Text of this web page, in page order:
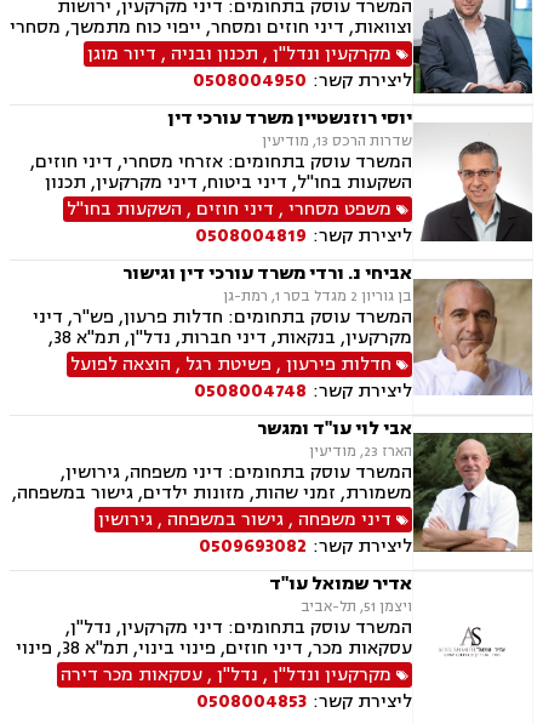
המשרד עוסק בתחומים: דיני מקרקעין, ירושות
וצוואות, דיני חוזים ומסחר, ייפוי כוח מתמשך, מסחרי
אזרחימקרקעין ונדל"ן, תכנון ובניה , דיור מוגן
ליצירת קשר: 0508004950
יוסי רוזנשטיין משרד עורכי דין
שדרות הרכס 13, מודיעין
המשרד עוסק בתחומים: אזרחי מסחרי, דיני חוזים,
השקעות בחו"ל, דיני ביטוח, דיני מקרקעין, תכנון
ובניה, ליקויי בניה, מושבים וקיבוצים, פינוי בינוי,
קבוצות רכישה, עסקאות מכר דירה, נדל"ן, פינוי
מושכר, הפקעת קרקעות, מגרשים לבניה,נחלות
ומשקים במושבים, רשות מקרקעי ישראל, צווי
הריסה, דיני חברות, ליווי עסקי, מיסוי נדל"ן, תמא
38, פשיטת רגל, תביעות ייצוגיות
משפט מסחרי, דיני חוזים , השקעות בחו"ל
ליצירת קשר: 0508004819
אביחי נ. ורדי משרד עורכי דין וגישור
בן גוריון 2 מגדל בסר 1, רמת-גן
המשרד עוסק בתחומים: חדלות פרעון, פש"ר, דיני
מקרקעין, בנקאות, דיני חברות, נדל"ן, תמ"א 38,
מיוסי מקרקעין, ליטגציה, גישור עסקי
חדלות פירעון, פשיטת רגל , הוצאה לפועל
ליצירת קשר: 0508004748
אבי לוי עו"ד ומגשר
הארז 23, מודיעין
המשרד עוסק בתחומים: דיני משפחה, גירושין,
משמורת, זמני שהות, מזונות ילדים, גישור במשפחה,
ניכור הורי, פירוק שיתוף, ייצוג בבית דין רבני "גיטין",
הסכמי ממון, אפוטרופסות, ייפוי כוח מתמשך, ירושות
וצוואות, העברה בין דורית, הסכם ידועים בציבור,
מקרקעין ונדל"ן, עסקאות מכר דירה, פינוי מושכר,
ליקויי בניה
דיני משפחה ,גישור במשפחה ,גירושין
ליצירת קשר: 0509693082
אדיר שמואל עו"ד
ויצמן 51, תל-אביב
המשרד עוסק בתחומים: דיני מקרקעין, נדל"ן,
עסקאות מכר, דיני חוזים, פינוי בינוי, תמ"א 38, פינוי
מושכר, דיירות מוגנת, דיני עבודה, הוצאה לפועל,
צוואות וירושות, ייפוי כוח מתמשך
מקרקעין ונדל"ן, נדל"ן,עסקאות מכר דירה
ליצירת קשר: 0508004853